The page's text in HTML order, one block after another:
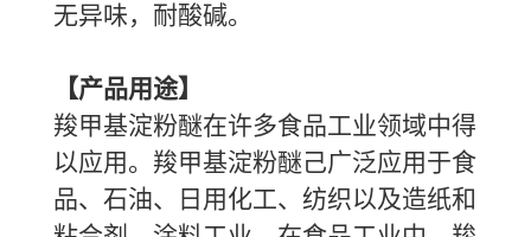
无异味，耐酸碱。
【产品用途】
羧甲基淀粉醚在许多食品工业领域中得
以应用。羧甲基淀粉醚己广泛应用于食
品、石油、日用化工、纺织以及造纸和